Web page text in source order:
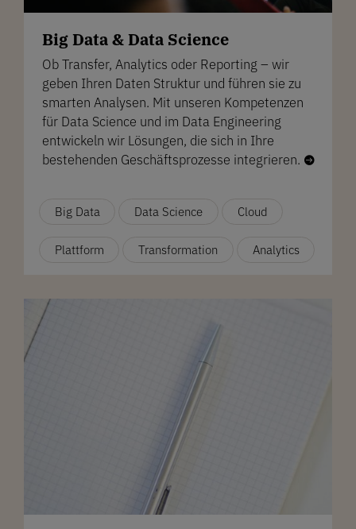
Big Data & Data Science
Ob Transfer, Analytics oder Reporting – wir
geben Ihren Daten Struktur und führen sie zu
smarten Analysen. Mit unseren Kompetenzen
für Data Science und im Data Engineering
entwickeln wir Lösungen, die sich in Ihre
bestehenden Geschäftsprozesse integrieren. 
Big Data Data Science Cloud
Plattform Transformation Analytics